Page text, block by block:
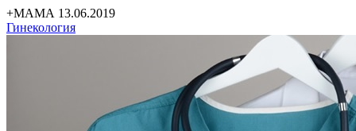
+МАМА 13.06.2019
Гинекология